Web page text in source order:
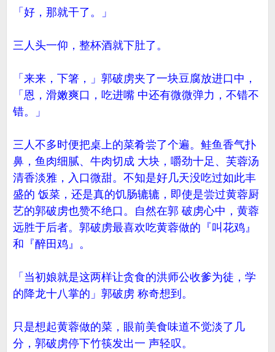
「好，那就干了。」
三人头一仰，整杯酒就下肚了。
「来来，下箸，」郭破虏夹了一块豆腐放进口中，
「恩，滑嫩爽口，吃进嘴 中还有微微弹力，不错不
错。」
三人不多时便把桌上的菜肴尝了个遍。鲑鱼香气扑
鼻，鱼肉细腻、牛肉切成 大块，嚼劲十足、芙蓉汤
清香淡雅，入口微甜。不知是好几天没吃过如此丰
盛的 饭菜，还是真的饥肠辘辘，即使是尝过黄蓉厨
艺的郭破虏也赞不绝口。自然在郭 破虏心中，黄蓉
远胜于后者。郭破虏最喜欢吃黄蓉做的『叫花鸡』
和『醉田鸡』。
「当初娘就是这两样让贪食的洪师公收爹为徒，学
的降龙十八掌的」郭破虏 称奇想到。
只是想起黄蓉做的菜，眼前美食味道不觉淡了几
分，郭破虏停下竹筷发出一 声轻叹。